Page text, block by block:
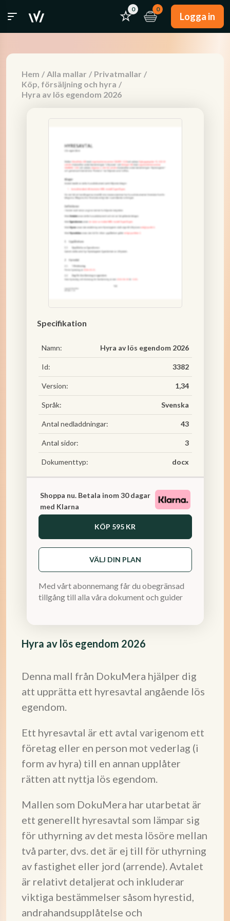
0 0
Logga in
Hem / Alla mallar / Privatmallar /
Köp, försäljning och hyra /
Hyra av lös egendom 2026
Hyra av lös egendom 2026
Denna mall från DokuMera hjälper dig
att upprätta ett hyresavtal angående lös
egendom.
Ett hyresavtal är ett avtal varigenom ett
företag eller en person mot vederlag (i
form av hyra) till en annan upplåter
rätten att nyttja lös egendom.
Mallen som DokuMera har utarbetat är
ett generellt hyresavtal som lämpar sig
för uthyrning av det mesta lösöre mellan
två parter, dvs. det är ej till för uthyrning
av fastighet eller jord (arrende). Avtalet
är relativt detaljerat och inkluderar
viktiga bestämmelser såsom hyrestid,
andrahandsupplåtelse och
Specifikation
Namn: Hyra av lös egendom 2026
Id: 3382
Version: 1,34
Språk: Svenska
Antal nedladdningar: 43
Antal sidor: 3
Dokumenttyp: docx
Shoppa nu. Betala inom 30 dagar
med Klarna
KÖP 595 KR
VÄLJ DIN PLAN
Med vårt abonnemang får du obegränsad
tillgång till alla våra dokument och guider